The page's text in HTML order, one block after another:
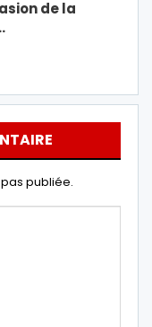
de la
publiée.